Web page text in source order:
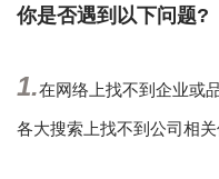
你是否遇到以下问题?
1.在网络上找不到企业或
各大搜索上找不到公司相关